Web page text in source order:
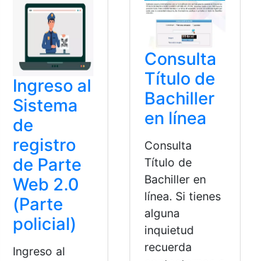
Ingreso al
Sistema
de
registro
de Parte
Web 2.0
(Parte
policial)
Ingreso al
Consulta
Título de
Bachiller
en línea
Consulta
Título de
Bachiller en
línea. Si tienes
alguna
inquietud
recuerda